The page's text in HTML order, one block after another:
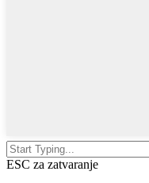
ESC za zatvaranje